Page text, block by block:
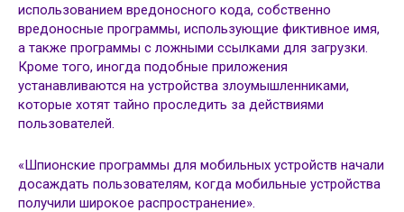
использованием вредоносного кода, собственно
вредоносные программы, использующие фиктивное имя,
а также программы с ложными ссылками для загрузки.
Кроме того, иногда подобные приложения
устанавливаются на устройства злоумышленниками,
которые хотят тайно проследить за действиями
пользователей.
«Шпионские программы для мобильных устройств начали
досаждать пользователям, когда мобильные устройства
получили широкое распространение».